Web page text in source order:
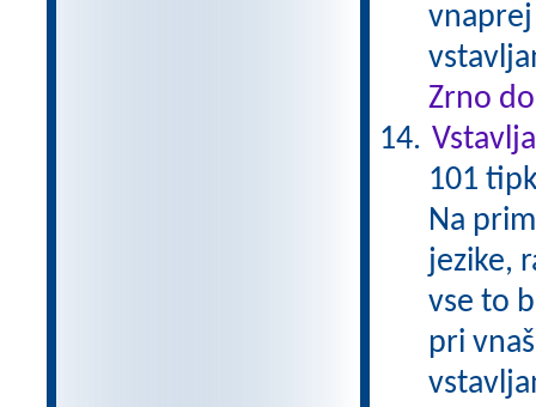
Zrno
101
Na
jezike,
vse to
pri